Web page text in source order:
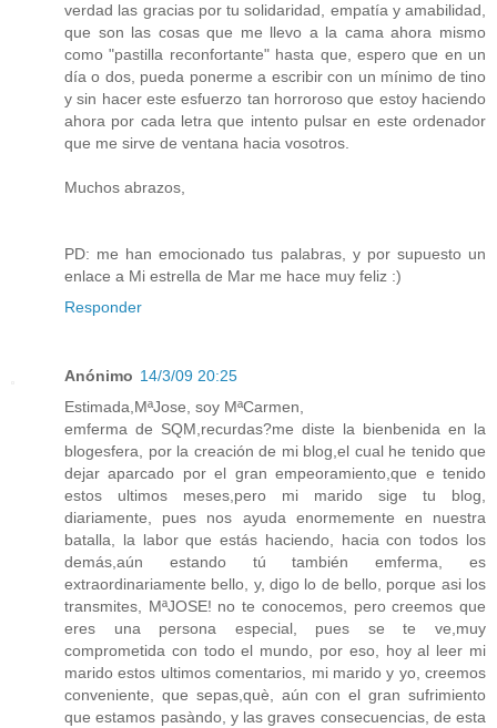
verdad las gracias por tu solidaridad, empatía y amabilidad,
que son las cosas que me llevo a la cama ahora mismo
como "pastilla reconfortante" hasta que, espero que en un
día o dos, pueda ponerme a escribir con un mínimo de tino
y sin hacer este esfuerzo tan horroroso que estoy haciendo
ahora por cada letra que intento pulsar en este ordenador
que me sirve de ventana hacia vosotros.
Muchos abrazos,
PD: me han emocionado tus palabras, y por supuesto un
enlace a Mi estrella de Mar me hace muy feliz :)
Responder
Anónimo 14/3/09 20:25
Estimada,MªJose, soy MªCarmen,
emferma de SQM,recurdas?me diste la bienbenida en la
blogesfera, por la creación de mi blog,el cual he tenido que
dejar aparcado por el gran empeoramiento,que e tenido
estos ultimos meses,pero mi marido sige tu blog,
diariamente, pues nos ayuda enormemente en nuestra
batalla, la labor que estás haciendo, hacia con todos los
demás,aún estando tú también emferma, es
extraordinariamente bello, y, digo lo de bello, porque asi los
transmites, MªJOSE! no te conocemos, pero creemos que
eres una persona especial, pues se te ve,muy
comprometida con todo el mundo, por eso, hoy al leer mi
marido estos ultimos comentarios, mi marido y yo, creemos
conveniente, que sepas,què, aún con el gran sufrimiento
que estamos pasàndo, y las graves consecuencias, de esta